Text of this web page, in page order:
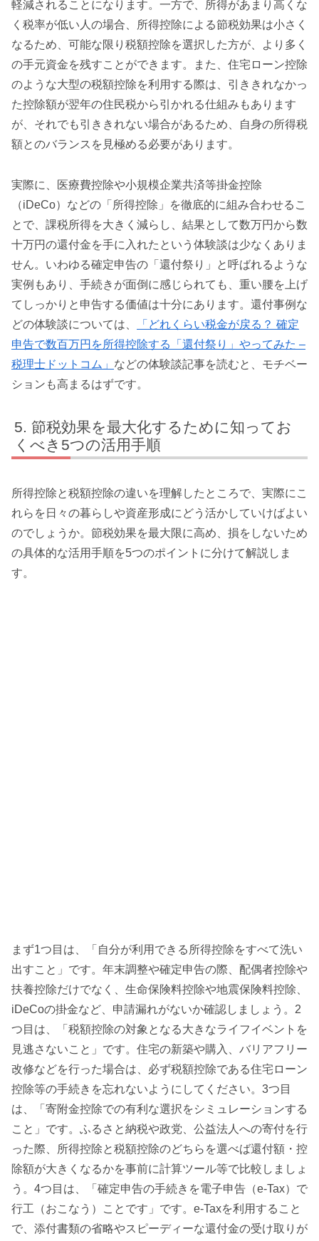
軽減されることになります。一方で、所得があまり高くな
く税率が低い人の場合、所得控除による節税効果は小さく
なるため、可能な限り税額控除を選択した方が、より多く
の手元資金を残すことができます。また、住宅ローン控除
のような大型の税額控除を利用する際は、引ききれなかっ
た控除額が翌年の住民税から引かれる仕組みもあります
が、それでも引ききれない場合があるため、自身の所得税
額とのバランスを見極める必要があります。
実際に、医療費控除や小規模企業共済等掛金控除
（iDeCo）などの「所得控除」を徹底的に組み合わせるこ
とで、課税所得を大きく減らし、結果として数万円から数
十万円の還付金を手に入れたという体験談は少なくありま
せん。いわゆる確定申告の「還付祭り」と呼ばれるような
実例もあり、手続きが面倒に感じられても、重い腰を上げ
てしっかりと申告する価値は十分にあります。還付事例な
どの体験談については、
「どれくらい税金が戻る？ 確定
申告で数百万円を所得控除する「還付祭り」やってみた –
税理士ドットコム」 などの体験談記事を読むと、モチベー
ションも高まるはずです。
節税効果を最大化するために知ってお
くべき5つの活用手順
所得控除と税額控除の違いを理解したところで、実際にこ
れらを日々の暮らしや資産形成にどう活かしていけばよい
のでしょうか。節税効果を最大限に高め、損をしないため
の具体的な活用手順を5つのポイントに分けて解説しま
す。
まず1つ目は、「自分が利用できる所得控除をすべて洗い
出すこと」です。年末調整や確定申告の際、配偶者控除や
扶養控除だけでなく、生命保険料控除や地震保険料控除、
iDeCoの掛金など、申請漏れがないか確認しましょう。2
つ目は、「税額控除の対象となる大きなライフイベントを
見逃さないこと」です。住宅の新築や購入、バリアフリー
改修などを行った場合は、必ず税額控除である住宅ローン
控除等の手続きを忘れないようにしてください。3つ目
は、「寄附金控除での有利な選択をシミュレーションする
こと」です。ふるさと納税や政党、公益法人への寄付を行
った際、所得控除と税額控除のどちらを選べば還付額・控
除額が大きくなるかを事前に計算ツール等で比較しましょ
う。4つ目は、「確定申告の手続きを電子申告（e-Tax）で
行工（おこなう）ことです」です。e-Taxを利用すること
で、添付書類の省略やスピーディーな還付金の受け取りが